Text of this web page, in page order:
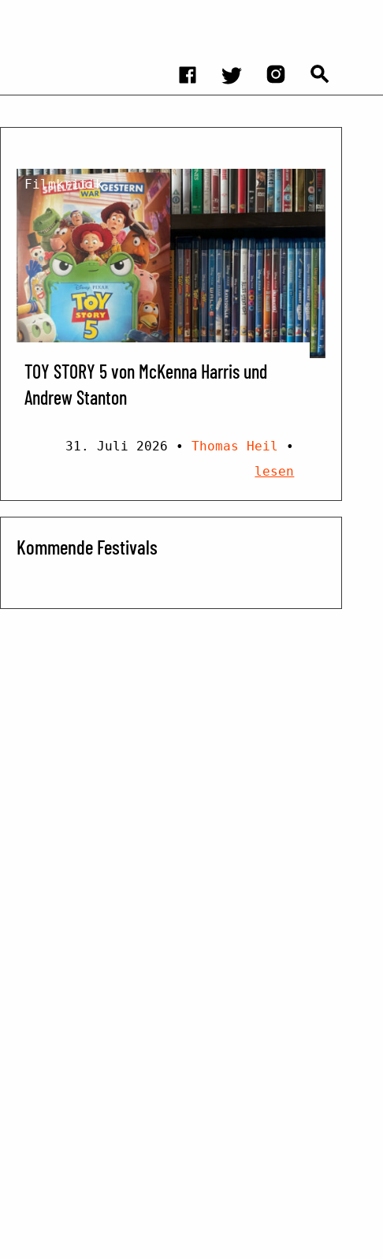
Filmkritik
TOY STORY 5 von McKenna Harris und
Andrew Stanton
31. Juli 2026 • Thomas Heil
•
lesen
Kommende Festivals